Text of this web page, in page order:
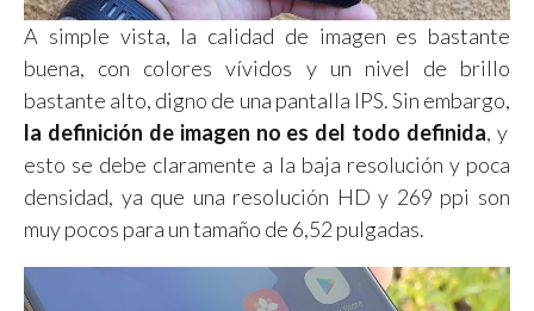
A simple vista, la calidad de imagen es bastante
buena, con colores vívidos y un nivel de brillo
bastante alto, digno de una pantalla IPS. Sin embargo,
la definición de imagen no es del todo definida, y
esto se debe claramente a la baja resolución y poca
densidad, ya que una resolución HD y 269 ppi son
muy pocos para un tamaño de 6,52 pulgadas.